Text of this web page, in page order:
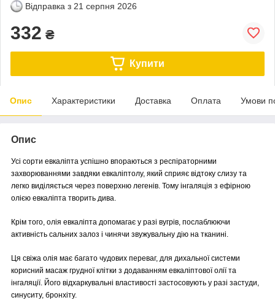
Відправка з 21 серпня 2026
332 ₴
Купити
Опис Характеристики Доставка Оплата Умови
Опис
Усі сорти евкаліпта успішно впораються з респіраторними
захворюваннями завдяки евкаліптолу, який сприяє відтоку слизу та
легко виділяється через поверхню легенів. Тому інгаляція з ефірною
олією евкаліпта творить дива.
Крім того, олія евкаліпта допомагає у разі вугрів, послаблюючи
активність сальних залоз і чинячи звужувальну дію на тканині.
Ця свіжа олія має багато чудових переваг, для дихальної системи
корисний масаж грудної клітки з додаванням евкаліптової олії та
інгаляції. Його відхаркувальні властивості застосовують у разі застуди,
синуситу, бронхіту.